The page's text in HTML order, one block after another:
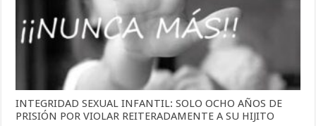
INTEGRIDAD SEXUAL INFANTIL: SOLO OCHO AÑOS DE
PRISIÓN POR VIOLAR REITERADAMENTE A SU HIJITO